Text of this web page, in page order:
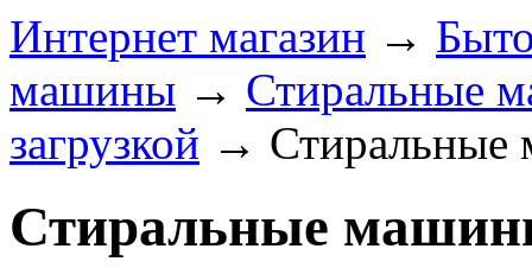
Интернет магазин →
машины → Стиральные
загрузкой →
Стиральные